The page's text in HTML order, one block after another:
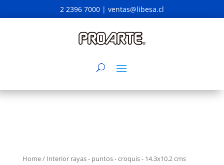
2 2396 7000 | ventas@libesa.cl
Home/ Interior rayas - puntos - croquis - 14.3x10.2 cms